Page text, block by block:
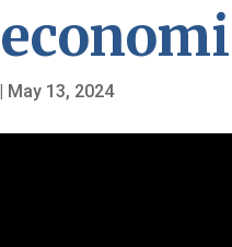
| May 13, 2024